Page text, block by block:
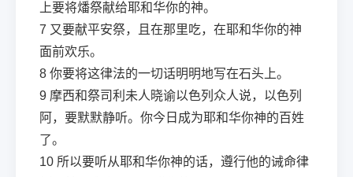
上要将燔祭献给耶和华你的神。
7 又要献平安祭，且在那里吃，在耶和华你的神
面前欢乐。
8 你要将这律法的一切话明明地写在石头上。
9 摩西和祭司利未人晓谕以色列众人说，以色列
阿，要默默静听。你今日成为耶和华你神的百姓
了。
10 所以要听从耶和华你神的话，遵行他的诫命律